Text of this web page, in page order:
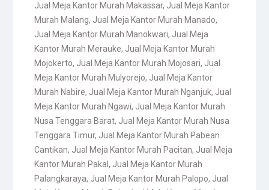
Jual Meja Kantor Murah Makassar, Jual Meja Kantor
Murah Malang, Jual Meja Kantor Murah Manado,
Jual Meja Kantor Murah Manokwari, Jual Meja
Kantor Murah Merauke, Jual Meja Kantor Murah
Mojokerto, Jual Meja Kantor Murah Mojosari, Jual
Meja Kantor Murah Mulyorejo, Jual Meja Kantor
Murah Nabire, Jual Meja Kantor Murah Nganjuk, Jual
Meja Kantor Murah Ngawi, Jual Meja Kantor Murah
Nusa Tenggara Barat, Jual Meja Kantor Murah Nusa
Tenggara Timur, Jual Meja Kantor Murah Pabean
Cantikan, Jual Meja Kantor Murah Pacitan, Jual Meja
Kantor Murah Pakal , Jual Meja Kantor Murah
Palangkaraya, Jual Meja Kantor Murah Palopo, Jual